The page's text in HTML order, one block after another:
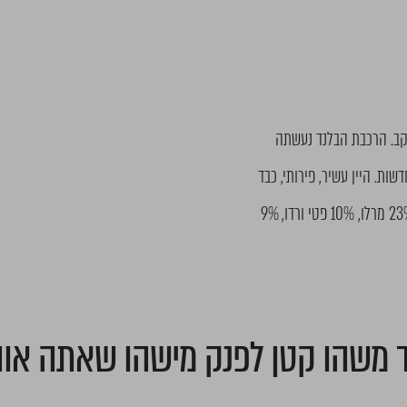
הרכבת הבלנד נעשתה
עץ צרפתיות חדשות. היין עשיר, פירותי, כבד
ומאוזן.*שנת הבציר משתנה בהתאם למלאי החנות. עשוי 58% קברנה סוביניון, 23% מרלו, 10% פטי ורדו, 9%
משהו קטן לפנק מישהו שאתה